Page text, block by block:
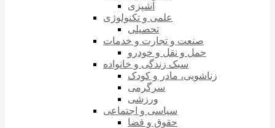
آشپزی
علمی و تکنولوژی
تحصیلی
صنعت و تجارت و خدمات
حمل و نقل و خودرو
سبک زندگی و خانواده
زناشویی، مادر و کودک
سرگرمی
ورزشی
سیاسی و اجتماعی
حقوق و قضا